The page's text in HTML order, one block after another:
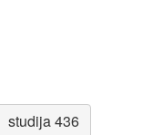
studija 436